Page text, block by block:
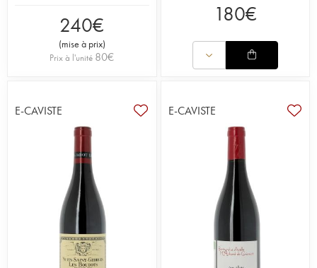
240€
(mise à prix)
Prix à l'unité 80€
180€
E-CAVISTE E-CAVISTE